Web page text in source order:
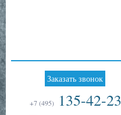
Заказать звонок
+7 (495) 135-42-23